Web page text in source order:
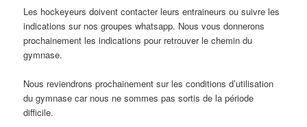
Les hockeyeurs doivent contacter leurs entraineurs ou suivre les
indications sur nos groupes whatsapp. Nous vous donnerons
prochainement les indications pour retrouver le chemin du
gymnase.
Nous reviendrons prochainement sur les conditions d’utilisation
du gymnase car nous ne sommes pas sortis de la période
difficile.